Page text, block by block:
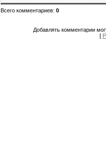
Всего комментариев: 0
Добавлять комментарии
[